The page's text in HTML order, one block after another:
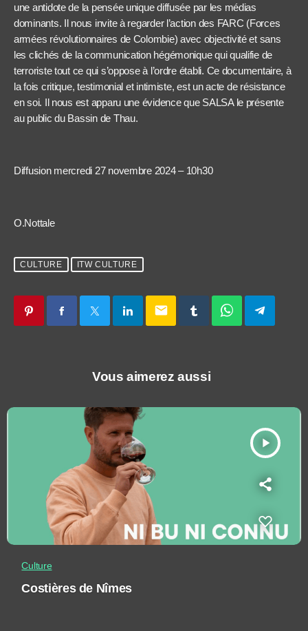
une antidote de la pensée unique diffusée par les médias
dominants. Il nous invite à regarder l’action des FARC (Forces
armées révolutionnaires de Colombie) avec objectivité et sans
les clichés de la communication hégémonique qui qualifie de
terroriste tout ce qui s’oppose à l’ordre établi. Ce documentaire, à
la fois critique, testimonial et intimiste, est un acte de résistance
en soi. Il nous est apparu une évidence que SALSA le présente
au public du Bassin de Thau.
Diffusion mercredi 27 novembre 2024 – 10h30
O.Nottale
CULTURE ITW CULTURE
email
Vous aimerez aussi
play_arrow
Culture
Costières de Nîmes